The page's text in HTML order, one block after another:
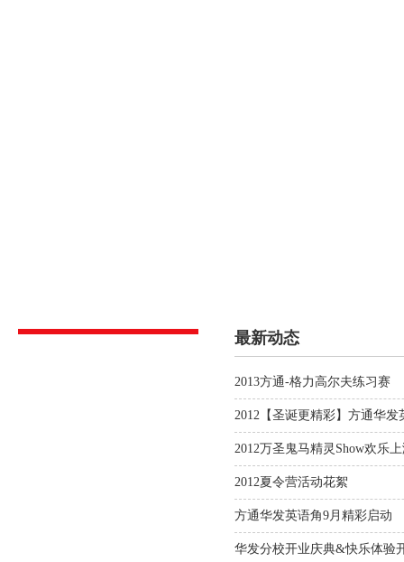
最新动态
2013方通-格力高尔夫练习赛
2012【圣诞更精彩】方通华发
2012万圣鬼马精灵Show欢乐
2012夏令营活动花絮
方通华发英语角9月精彩启动
华发分校开业庆典&快乐体验